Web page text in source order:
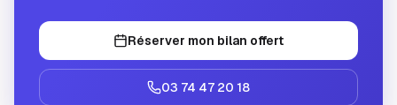
Réserver mon bilan offert
03 74 47 20 18